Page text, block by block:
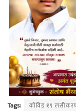
Tags: कोविड १९